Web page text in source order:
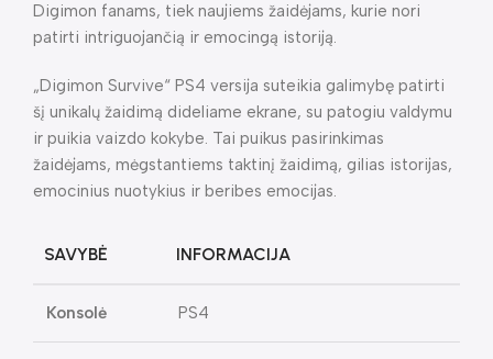
Digimon fanams, tiek naujiems žaidėjams, kurie nori
patirti intriguojančią ir emocingą istoriją.
„Digimon Survive“ PS4 versija suteikia galimybę patirti
šį unikalų žaidimą dideliame ekrane, su patogiu valdymu
ir puikia vaizdo kokybe. Tai puikus pasirinkimas
žaidėjams, mėgstantiems taktinį žaidimą, gilias istorijas,
emocinius nuotykius ir beribes emocijas.
SAVYBĖ INFORMACIJA
Konsolė PS4